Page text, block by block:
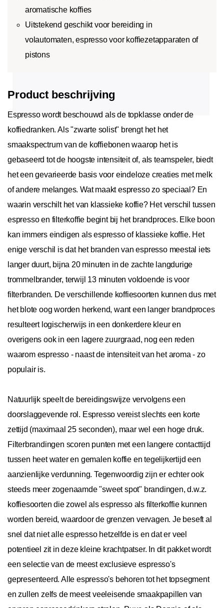
aromatische koffies
Uitstekend geschikt voor bereiding in
volautomaten, espresso voor koffiezetapparaten of
pistons
Product beschrijving
Espresso wordt beschouwd als de topklasse onder de
koffiedranken. Als "zwarte solist" brengt het het
smaakspectrum van de koffiebonen waarop het is
gebaseerd tot de hoogste intensiteit of, als teamspeler, biedt
het een gevarieerde basis voor eindeloze creaties met melk
of andere melanges. Wat maakt espresso zo speciaal? En
waarin verschilt het van klassieke koffie? Het verschil tussen
espresso en filterkoffie begint bij het brandproces. Elke boon
kan immers eindigen als espresso of klassieke koffie. Het
enige verschil is dat het branden van espresso meestal iets
langer duurt, bijna 20 minuten in de zachte langdurige
trommelbrander, terwijl 13 minuten voldoende is voor
filterbranden. De verschillende koffiesoorten kunnen dus met
het blote oog worden herkend, want een langer brandproces
resulteert logischerwijs in een donkerdere kleur en
overigens ook in een lagere zuurgraad, nog een reden
waarom espresso - naast de intensiteit van het aroma - zo
populair is.
Natuurlijk speelt de bereidingswijze vervolgens een
doorslaggevende rol. Espresso vereist slechts een korte
zettijd (maximaal 25 seconden), maar wel een hoge druk.
Filterbrandingen scoren punten met een langere contacttijd
tussen heet water en gemalen koffie en tegelijkertijd een
aanzienlijke verdunning. Tegenwoordig zijn er echter ook
steeds meer zogenaamde "sweet spot" brandingen, d.w.z.
koffiesoorten die zowel als espresso als filterkoffie kunnen
worden bereid, waardoor de grenzen vervagen. Je beseft al
snel dat niet alle espresso hetzelfde is en dat er veel
potentieel zit in deze kleine krachtpatser. In dit pakket wordt
een selectie van de meest exclusieve espresso's
gepresenteerd. Alle espresso's behoren tot het topsegment
en zullen zelfs de meest veeleisende smaakpapillen van